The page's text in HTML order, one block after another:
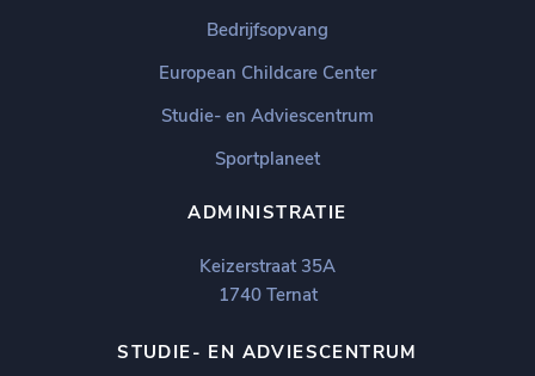
Bedrijfsopvang
European Childcare Center
Studie- en Adviescentrum
Sportplaneet
ADMINISTRATIE
Keizerstraat 35A
1740 Ternat
STUDIE- EN ADVIESCENTRUM